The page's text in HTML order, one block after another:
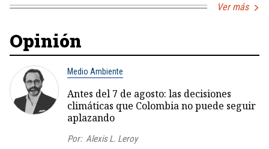
Ver más
Opinión
Medio Ambiente
Antes del 7 de agosto: las decisiones
climáticas que Colombia no puede seguir
aplazando
Por: Alexis L. Leroy